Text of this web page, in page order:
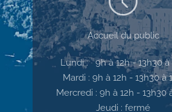
Accueil du public
Lundi : 9h à 12h - 13h30 à
Mardi : 9h à 12h - 13h30 à
Mercredi : 9h à 12h - 13h30
Jeudi : fermé